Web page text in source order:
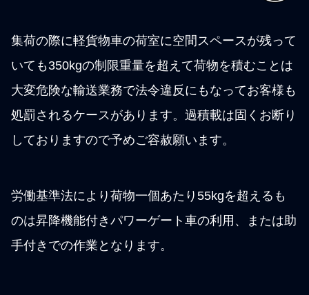
集荷の際に軽貨物車の荷室に空間スペースが残って
いても350kgの制限重量を超えて荷物を積むことは
大変危険な輸送業務で法令違反にもなってお客様も
処罰されるケースがあります。過積載は固くお断り
しておりますので予めご容赦願います。
労働基準法により荷物一個あたり55kgを超えるも
のは昇降機能付きパワーゲート車の利用、または助
手付きでの作業となります。